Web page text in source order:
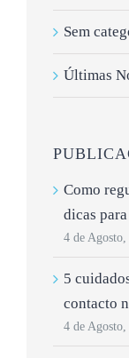
Sem
Últimas
Como
dicas
4 de
5
contacto
4 de